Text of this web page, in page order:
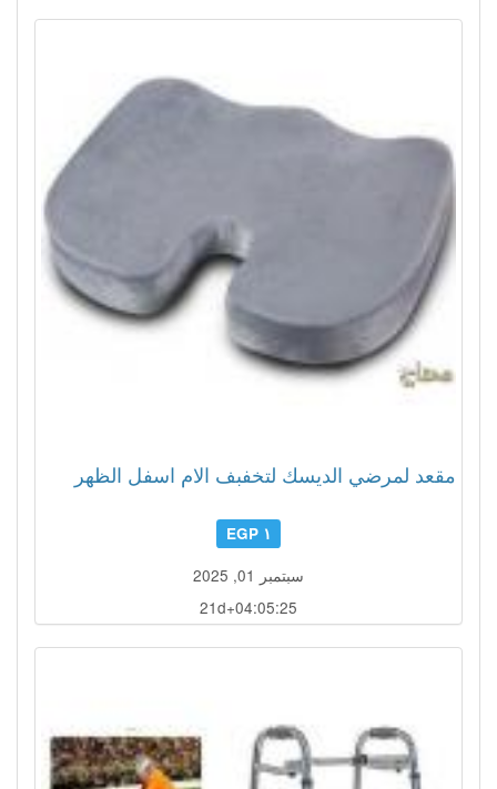
مقعد لمرضي الديسك لتخفبف الام اسفل الظهر
١ EGP
سبتمبر 01, 2025
21d+04:05:22